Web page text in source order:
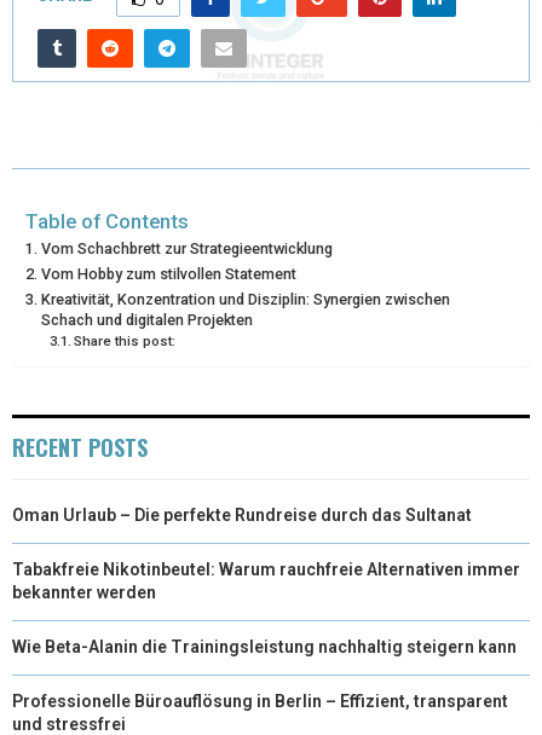
I
)
E
B
T
E
T
K
Table of Contents
Vom Schachbrett zur Strategieentwicklung
Vom Hobby zum stilvollen Statement
Kreativität, Konzentration und Disziplin: Synergien zwischen
Schach und digitalen Projekten
Share this post:
RECENT POSTS
Oman Urlaub – Die perfekte Rundreise durch das Sultanat
Tabakfreie Nikotinbeutel: Warum rauchfreie Alternativen immer
bekannter werden
Wie Beta-Alanin die Trainingsleistung nachhaltig steigern kann
Professionelle Büroauflösung in Berlin – Effizient, transparent
und stressfrei